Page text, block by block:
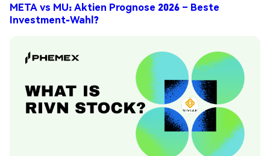
META vs MU: Aktien Prognose 2026 – Beste
Investment-Wahl?